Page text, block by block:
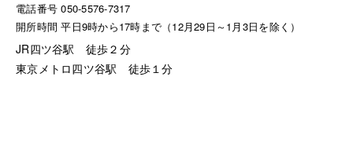
電話番号 050-5576-7317
開所時間 平日9時から17時まで（12月29日～1月3日を除く）
JR四ツ谷駅 徒歩２分
東京メトロ四ツ谷駅 徒歩１分